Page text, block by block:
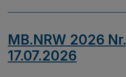
MB.NRW 2026
17.07.2026